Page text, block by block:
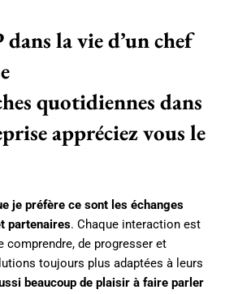
la vie d’un chef
quotidiennes dans
appréciez vous le
je préfère ce sont les échanges
partenaires. Chaque interaction est
comprendre, de progresser et
toujours plus adaptées à leurs
beaucoup de plaisir à faire parler